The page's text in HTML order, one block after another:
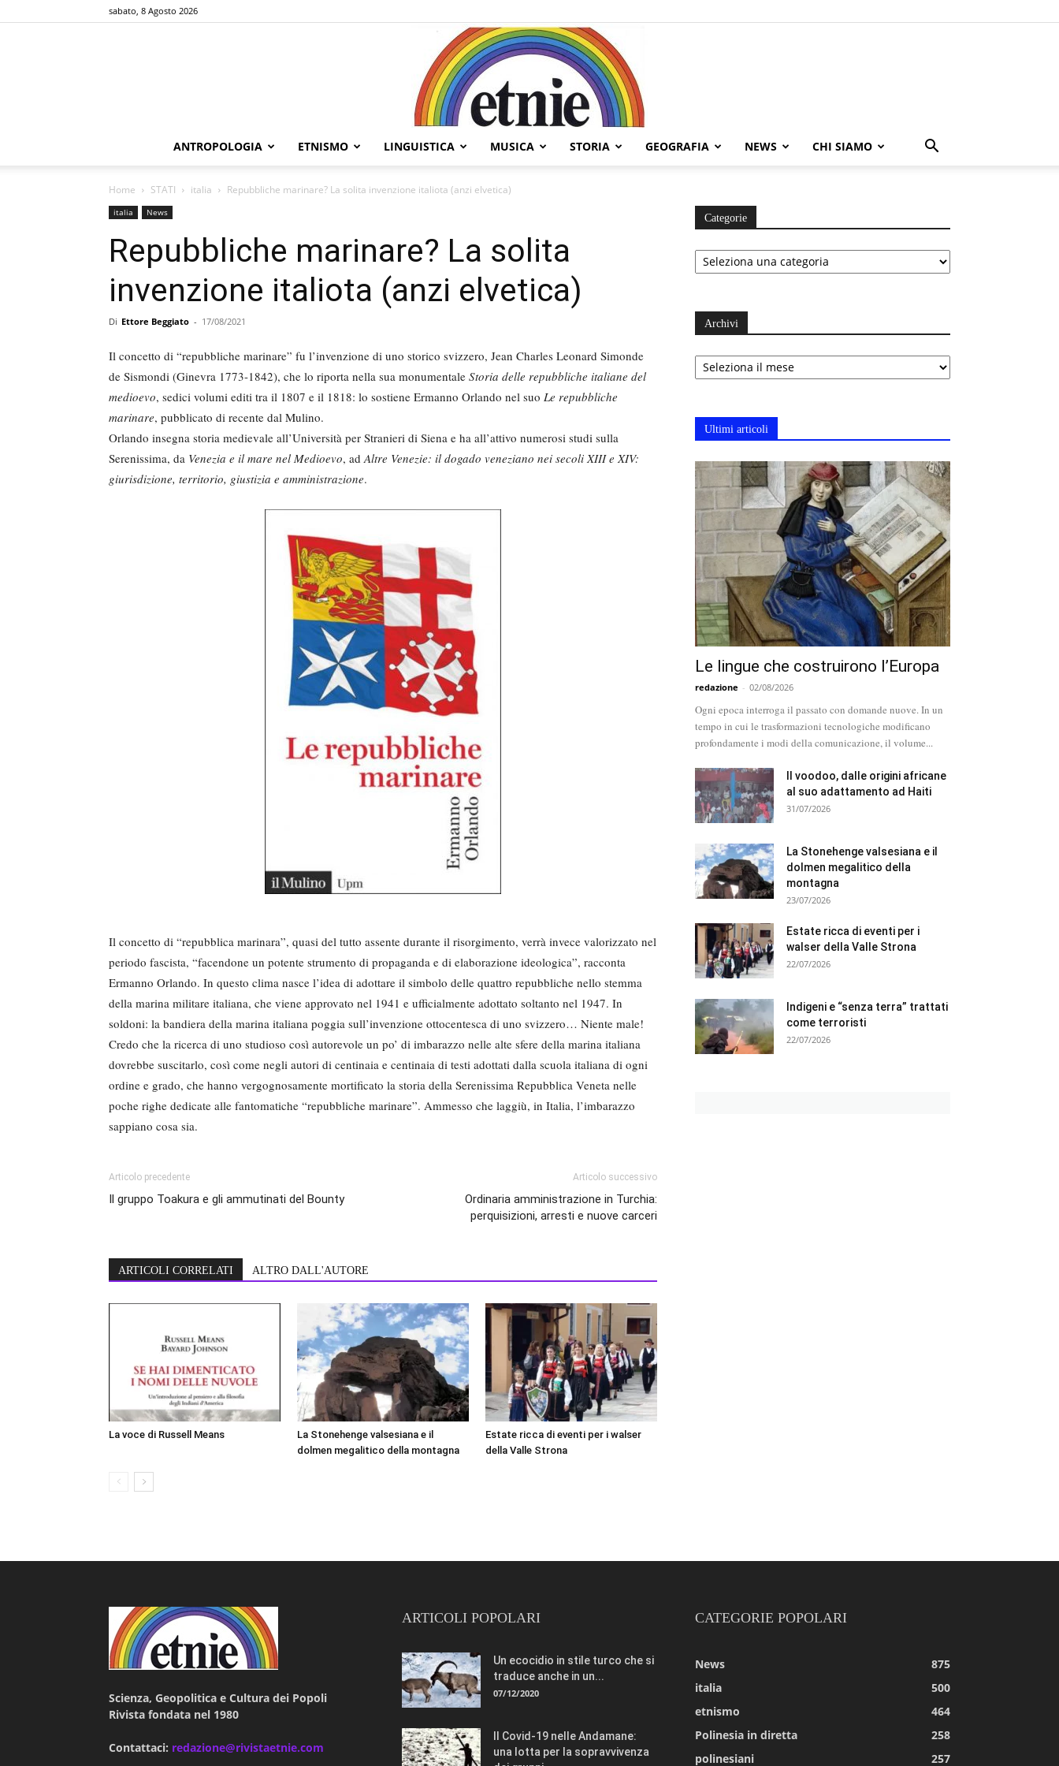
sabato, 8 Agosto 2026
ANTROPOLOGIA ETNISMO LINGUISTICA MUSICA STORIA GEOGRAFIA NEWS CHI SIAMO
Home STATI italia Repubbliche marinare? La solita invenzione italiota (anzi elvetica)
italia News
Repubbliche marinare? La solita
invenzione italiota (anzi elvetica)
Di Ettore Beggiato - 17/08/2021
Il concetto di “repubbliche marinare” fu l’invenzione di uno storico svizzero, Jean Charles Leonard Simonde
de Sismondi (Ginevra 1773-1842), che lo riporta nella sua monumentale Storia delle repubbliche italiane del
medioevo, sedici volumi editi tra il 1807 e il 1818: lo sostiene Ermanno Orlando nel suo Le repubbliche
marinare, pubblicato di recente dal Mulino.
Orlando insegna storia medievale all’Università per Stranieri di Siena e ha all’attivo numerosi studi sulla
Serenissima, da Venezia e il mare nel Medioevo, ad Altre Venezie: il dogado veneziano nei secoli XIII e XIV:
giurisdizione, territorio, giustizia e amministrazione.
Il concetto di “repubblica marinara”, quasi del tutto assente durante il risorgimento, verrà invece valorizzato nel
periodo fascista, “facendone un potente strumento di propaganda e di elaborazione ideologica”, racconta
Ermanno Orlando. In questo clima nasce l’idea di adottare il simbolo delle quattro repubbliche nello stemma
della marina militare italiana, che viene approvato nel 1941 e ufficialmente adottato soltanto nel 1947. In
soldoni: la bandiera della marina italiana poggia sull’invenzione ottocentesca di uno svizzero… Niente male!
Credo che la ricerca di uno studioso così autorevole un po’ di imbarazzo nelle alte sfere della marina italiana
dovrebbe suscitarlo, così come negli autori di centinaia e centinaia di testi adottati dalla scuola italiana di ogni
ordine e grado, che hanno vergognosamente mortificato la storia della Serenissima Repubblica Veneta nelle
poche righe dedicate alle fantomatiche “repubbliche marinare”. Ammesso che laggiù, in Italia, l’imbarazzo
sappiano cosa sia.
Articolo precedente
Il gruppo Toakura e gli ammutinati del Bounty
Articolo successivo
Ordinaria amministrazione in Turchia:
perquisizioni, arresti e nuove carceri
ARTICOLI CORRELATI ALTRO DALL'AUTORE
La voce di Russell Means
La Stonehenge valsesiana e il
dolmen megalitico della montagna
Estate ricca di eventi per i walser
della Valle Strona
Categorie
Categorie
Archivi
Archivi
Ultimi articoli
Le lingue che costruirono l’Europa
redazione - 02/08/2026
Ogni epoca interroga il passato con domande nuove. In un
tempo in cui le trasformazioni tecnologiche modificano
profondamente i modi della comunicazione, il volume...
Il voodoo, dalle origini africane
al suo adattamento ad Haiti
31/07/2026
La Stonehenge valsesiana e il
dolmen megalitico della
montagna
23/07/2026
Estate ricca di eventi per i
walser della Valle Strona
22/07/2026
Indigeni e “senza terra” trattati
come terroristi
22/07/2026
Scienza, Geopolitica e Cultura dei Popoli
Rivista fondata nel 1980
Contattaci: redazione@rivistaetnie.com
ARTICOLI POPOLARI
Un ecocidio in stile turco che si
traduce anche in un...
07/12/2020
Il Covid-19 nelle Andamane:
una lotta per la sopravvivenza
CATEGORIE POPOLARI
News
875
italia
500
etnismo
464
Polinesia in diretta
258
polinesiani
257